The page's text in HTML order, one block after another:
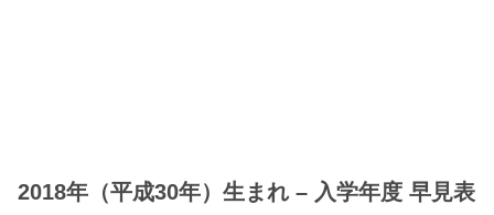
2018年（平成30年）生まれ – 入学年度 早見表